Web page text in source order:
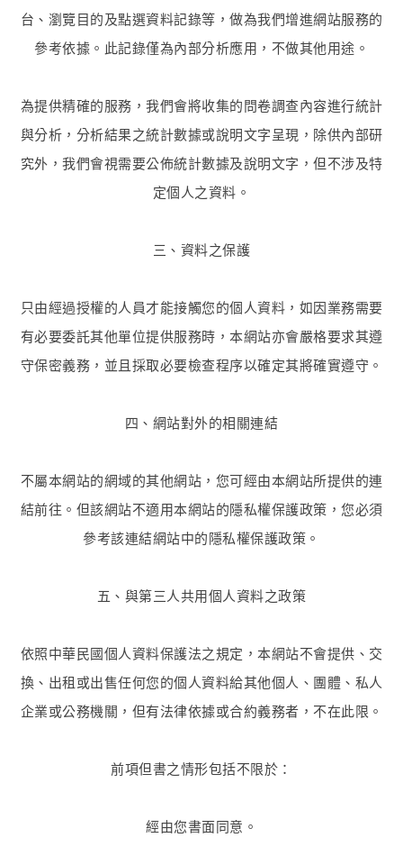
台、瀏覽目的及點選資料記錄等，做為我們增進網站服務的
參考依據。此記錄僅為內部分析應用，不做其他用途。
為提供精確的服務，我們會將收集的問卷調查內容進行統計
與分析，分析結果之統計數據或說明文字呈現，除供內部研
究外，我們會視需要公佈統計數據及說明文字，但不涉及特
定個人之資料。
三、資料之保護
只由經過授權的人員才能接觸您的個人資料，如因業務需要
有必要委託其他單位提供服務時，本網站亦會嚴格要求其遵
守保密義務，並且採取必要檢查程序以確定其將確實遵守。
四、網站對外的相關連結
不屬本網站的網域的其他網站，您可經由本網站所提供的連
結前往。但該網站不適用本網站的隱私權保護政策，您必須
參考該連結網站中的隱私權保護政策。
五、與第三人共用個人資料之政策
依照中華民國個人資料保護法之規定，本網站不會提供、交
換、出租或出售任何您的個人資料給其他個人、團體、私人
企業或公務機關，但有法律依據或合約義務者，不在此限。
前項但書之情形包括不限於：
經由您書面同意。